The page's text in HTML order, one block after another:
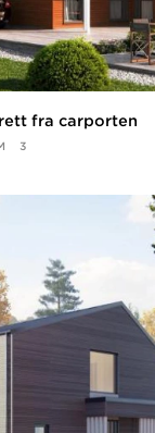
fra carporten
3